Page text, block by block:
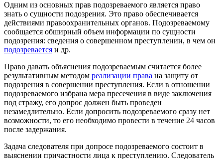
Одним из основных прав подозреваемого является право
знать о сущности подозрения. Это право обеспечивается
действиями правоохранительных органов. Подозреваемому
сообщается обширный объем информации по сущности
подозрения: сведения о совершенном преступлении, в чем он
подозревается и др.
Право давать объяснения подозреваемым считается более
результативным методом реализации права на защиту от
подозрения в совершении преступления. Если в отношении
подозреваемого избрана мера пресечения в виде заключения
под стражу, его допрос должен быть проведен
незамедлительно. Если допросить подозреваемого сразу нет
возможности, то его необходимо провести в течение 24 часов
после задержания.
Задача следователя при допросе подозреваемого состоит в
выяснении причастности лица к преступлению. Следователь